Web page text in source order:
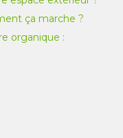
ça marche ?
organique :